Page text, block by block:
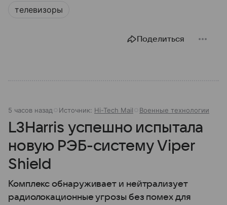
телевизоры
Поделиться
5 часов назад Источник: Hi-Tech Mail Военные технологии
L3Harris успешно испытала
новую РЭБ-систему Viper
Shield
Комплекс обнаруживает и нейтрализует
радиолокационные угрозы без помех для